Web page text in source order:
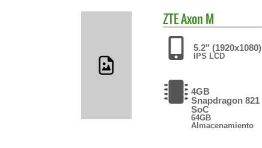
ZTEAxon M
5.2" (1920x1080)
IPS LCD
4GB
Snapdragon 821
SoC
64GB
Almacenamiento